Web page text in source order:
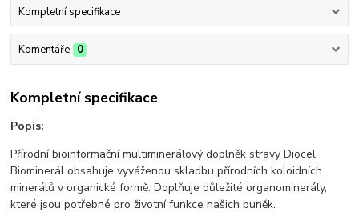
Kompletní specifikace
Komentáře 0
Kompletní specifikace
Popis:
Přírodní bioinformační multiminerálový doplněk stravy Diocel
Biominerál obsahuje vyváženou skladbu přírodních koloidních
minerálů v organické formě. Doplňuje důležité organominerály,
které jsou potřebné pro životní funkce našich buněk.